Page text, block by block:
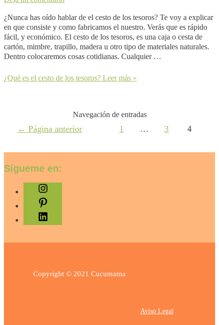
¿Nunca has oí­do hablar de el cesto de los tesoros? Te voy a explicar
en que consiste y como fabricamos el nuestro. Verás que es rápido
fácil, y económico. El cesto de los tesoros, es una caja o cesta de
cartón, mimbre, trapillo, madera u otro tipo de materiales naturales.
Dentro colocaremos cosas cotidianas. Cualquier …
¿Qué es el cesto de los tesoros? Leer más »
Navegación de entradas
← Página anterior 1 … 3 4
Sígueme en:
Copyright © 2021 Cucumama
Aviso Legal